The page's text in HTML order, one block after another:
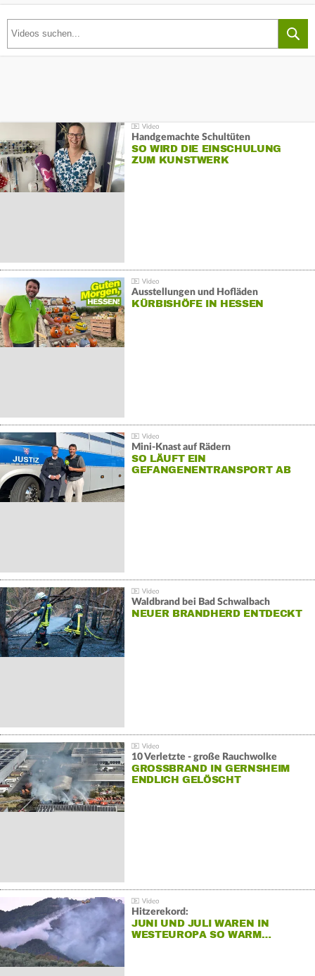
Handgemachte Schultüten
SO WIRD DIE EINSCHULUNG
ZUM KUNSTWERK
Ausstellungen und Hofläden
KÜRBISHÖFE IN HESSEN
Mini-Knast auf Rädern
SO LÄUFT EIN
GEFANGENENTRANSPORT AB
Waldbrand bei Bad Schwalbach
NEUER BRANDHERD ENTDECKT
10 Verletzte - große Rauchwolke
GROSSBRAND IN GERNSHEIM E
NDLICH GELÖSCHT
Hitzerekord:
JUNI UND JULI WAREN IN
WESTEUROPA SO WARM…